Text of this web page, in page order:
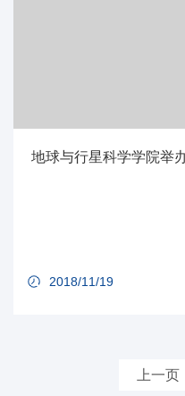
地球与行星科学学院举
2018/11/19
上一页